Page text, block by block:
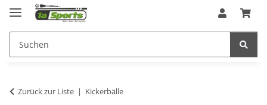
Zurück zur Liste Kickerbälle